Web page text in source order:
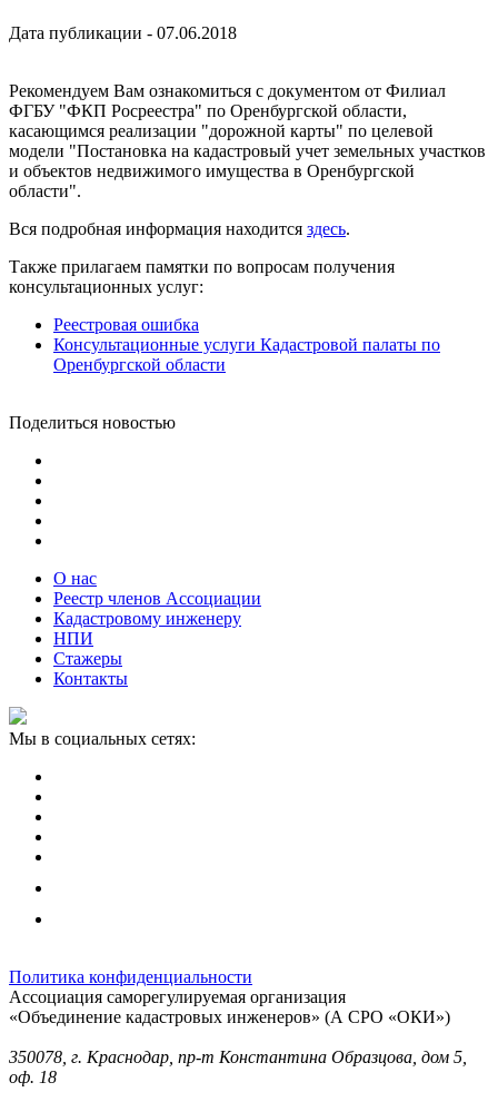
Дата публикации - 07.06.2018
Рекомендуем Вам ознакомиться с документом от Филиал
ФГБУ "ФКП Росреестра" по Оренбургской области,
касающимся реализации "дорожной карты" по целевой
модели "Постановка на кадастровый учет земельных участков
и объектов недвижимого имущества в Оренбургской
области".
Вся подробная информация находится здесь.
Также прилагаем памятки по вопросам получения
консультационных услуг:
Реестровая ошибка
Консультационные услуги Кадастровой палаты по
Оренбургской области
Поделиться новостью
О нас
Реестр членов Ассоциации
Кадастровому инженеру
НПИ
Стажеры
Контакты
Мы в социальных сетях:
Политика конфиденциальности
Ассоциация саморегулируемая организация
«Объединение кадастровых инженеров» (А СРО «ОКИ»)
350078, г. Краснодар, пр-т Константина Образцова, дом 5,
оф. 18